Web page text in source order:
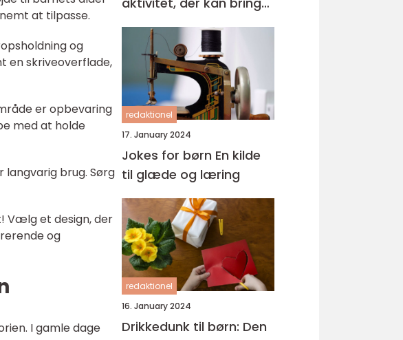
at tilpasse.
og
en skriveoverflade,
er opbevaring
med at holde
brug. Sørg
Vælg et design, der
og
I gamle dage
glæde og forvandle
børn til deres
yndlingsdyr, superhelte
eller fantasivæsener
redaktionel
17. January 2024
Jokes for børn En kilde
til glæde og læring
redaktionel
16. January 2024
Drikkedunk til børn: Den